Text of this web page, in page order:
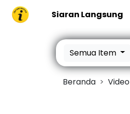
Siaran Langsung
Semua Item
Beranda Video